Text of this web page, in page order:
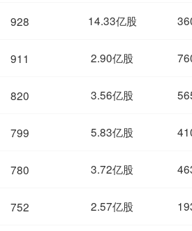
928 14.33亿股
911 2.90亿股
820 3.56亿股
799 5.83亿股
780 3.72亿股
752 2.57亿股